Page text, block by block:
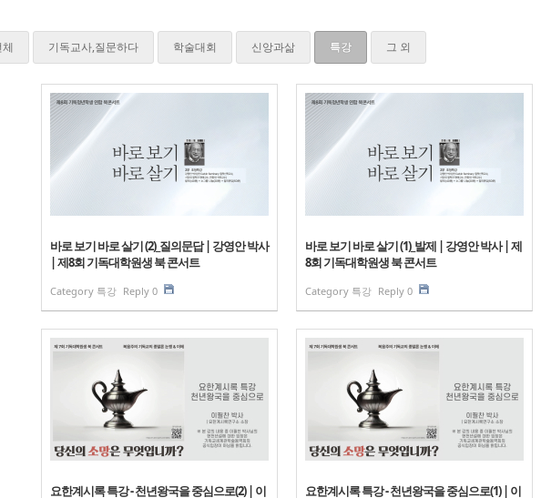
체 기독교사,질문하다 학술대회 신앙과삶 특강 그 외
바로 보기 바로 살기 (2)_질의문답 | 강영안 박사
| 제8회 기독대학원생 북 콘서트
Category 특강 Reply 0
바로 보기 바로 살기 (1)_발제 | 강영안 박사 | 제
8회 기독대학원생 북 콘서트
Category 특강 Reply 0
요한계시록 특강 - 천년왕국을 중심으로(2) | 이
요한계시록 특강 - 천년왕국을 중심으로(1) | 이